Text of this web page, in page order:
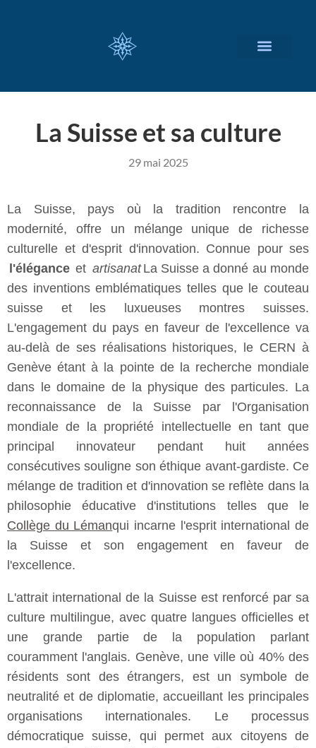
La Suisse et sa culture
29 mai 2025
La Suisse, pays où la tradition rencontre la
modernité, offre un mélange unique de richesse
culturelle et d'esprit d'innovation. Connue pour ses
l'élégance et artisanat La Suisse a donné au monde
des inventions emblématiques telles que le couteau
suisse et les luxueuses montres suisses.
L'engagement du pays en faveur de l'excellence va
au-delà de ses réalisations historiques, le CERN à
Genève étant à la pointe de la recherche mondiale
dans le domaine de la physique des particules. La
reconnaissance de la Suisse par l'Organisation
mondiale de la propriété intellectuelle en tant que
principal innovateur pendant huit années
consécutives souligne son éthique avant-gardiste. Ce
mélange de tradition et d'innovation se reflète dans la
philosophie éducative d'institutions telles que le
Collège du Lémanqui incarne l'esprit international de
la Suisse et son engagement en faveur de
l'excellence.
L'attrait international de la Suisse est renforcé par sa
culture multilingue, avec quatre langues officielles et
une grande partie de la population parlant
couramment l'anglais. Genève, une ville où 40% des
résidents sont des étrangers, est un symbole de
neutralité et de diplomatie, accueillant les principales
organisations internationales. Le processus
démocratique suisse, qui permet aux citoyens de